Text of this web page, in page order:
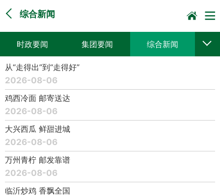
综合新闻
时政要闻 集团要闻 综合新闻
媒体聚焦
科技创新
集邮报道
从“走得出”到“走得好”
2026-08-06
鸡西冷面 邮寄送达
2026-08-06
大兴西瓜 鲜甜进城
2026-08-06
万州青柠 邮发靠谱
2026-08-06
临沂炒鸡 香飘全国